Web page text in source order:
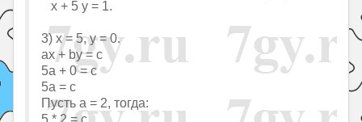
x + 5 y = 1.
3) x = 5, y = 0.
ax + by = c
5a + 0 = c
5a = c
Пусть a = 2, тогда:
5 * 2 = c